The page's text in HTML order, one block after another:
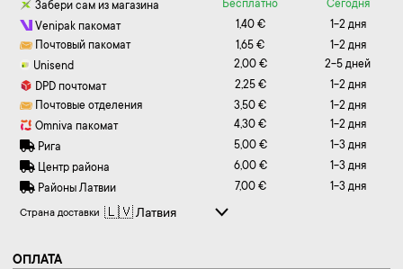
Забери сам из магазина Бесплатно
Сегодня
Venipak пакомат
1,40 €
1-2 дня
Почтовый пакомат
1,65 €
1-2 дня
Unisend
2,00 €
2-5 дней
DPD почтомат
2,25 €
1-2 дня
Почтовые отделения
3,50 €
1-2 дня
Omniva пакомат
4,30 €
1-2 дня
Рига
5,00 €
1-3 дня
Центр района
6,00 €
1-3 дня
Районы Латвии
7,00 € 1-3 дня
Страна доставки
ОПЛАТА